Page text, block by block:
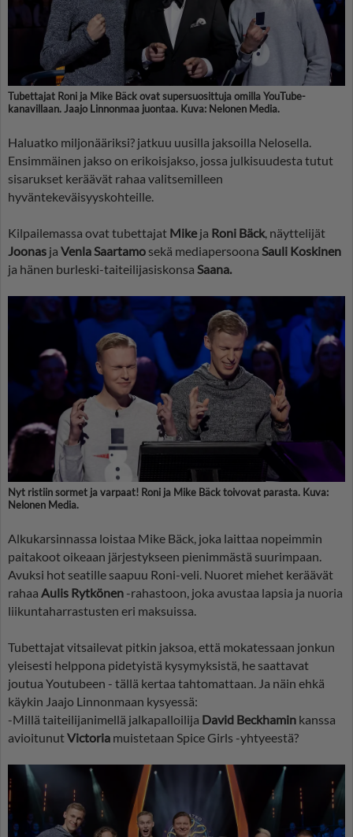
Tubettajat Roni ja Mike Bäck ovat supersuosittuja omilla YouTube-
kanavillaan. Jaajo Linnonmaa juontaa. Kuva: Nelonen Media.
Haluatko miljonääriksi? jatkuu uusilla jaksoilla Nelosella.
Ensimmäinen jakso on erikoisjakso, jossa julkisuudesta tutut
sisarukset keräävät rahaa valitsemilleen
hyväntekeväisyyskohteille.
Kilpailemassa ovat tubettajat Mikeja Roni Bäck, näyttelijät
Joonas ja Venla Saartamo sekä mediapersoona Sauli Koskinen
ja hänen burleski-taiteilijasiskonsa Saana.
Nyt ristiin sormet ja varpaat! Roni ja Mike Bäck toivovat parasta. Kuva:
Nelonen Media.
Alkukarsinnassa loistaa Mike Bäck, joka laittaa nopeimmin
paitakoot oikeaan järjestykseen pienimmästä suurimpaan.
Avuksi hot seatille saapuu Roni-veli. Nuoret miehet keräävät
rahaa Aulis Rytkönen -rahastoon, joka avustaa lapsia ja nuoria
liikuntaharrastusten eri maksuissa.
Tubettajat vitsailevat pitkin jaksoa, että mokatessaan jonkun
yleisesti helppona pidetyistä kysymyksistä, he saattavat
joutua Youtubeen - tällä kertaa tahtomattaan. Ja näin ehkä
käykin Jaajo Linnonmaan kysyessä:
-Millä taiteilijanimellä jalkapalloilija David Beckhamin kanssa
avioitunutVictoria muistetaan Spice Girls -yhtyeestä?